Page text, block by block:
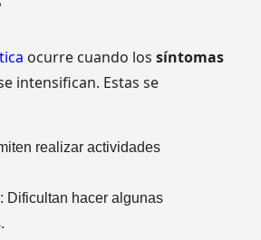
ocurre cuando lossíntomas
intensifican. Estas se
realizar actividades
Dificultan hacer algunas